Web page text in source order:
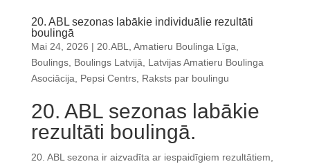
20. ABL sezonas labākie individuālie rezultāti
boulingā
Mai 24, 2026 | 20.ABL Amatieru Boulinga Līga
Boulings, Boulings Latvijā
Latvijas Amatieru Boulinga
Asociācija
Pepsi Centrs, Raksts par boulingu
20. ABL sezonas labākie
rezultāti boulingā.
20. ABL sezona ir aizvadīta ar iespaidīgiem rezultātiem,